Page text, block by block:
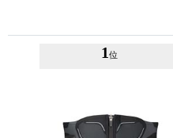
1 位